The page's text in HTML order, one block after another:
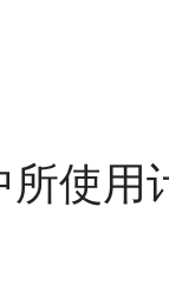
所使